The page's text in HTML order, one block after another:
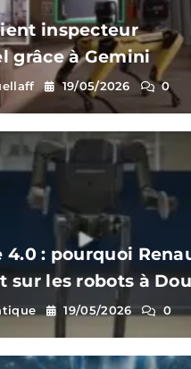
inspecteur
grâce à Gemini
19/05/2026 0
4.0 : pourquoi
sur les robots à
19/05/2026 0